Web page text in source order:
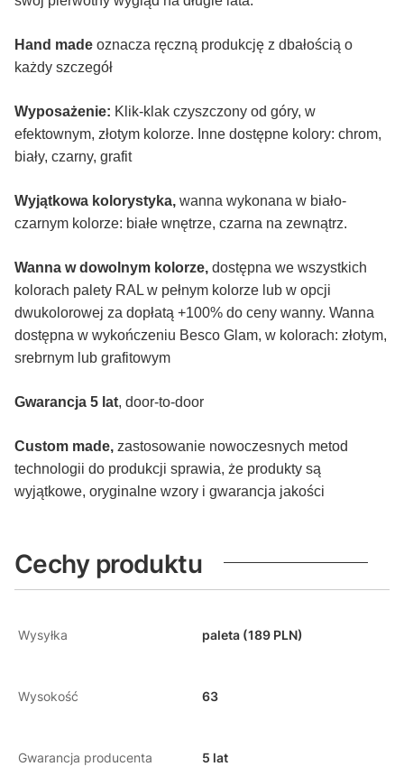
Hand made oznacza ręczną produkcję z dbałością o
każdy szczegół
Wyposażenie: Klik-klak czyszczony od góry, w
efektownym, złotym kolorze. Inne dostępne kolory: chrom,
biały, czarny, grafit
Wyjątkowa kolorystyka, wanna wykonana w biało-
czarnym kolorze: białe wnętrze, czarna na zewnątrz.
Wanna w dowolnym kolorze, dostępna we wszystkich
kolorach palety RAL w pełnym kolorze lub w opcji
dwukolorowej za dopłatą +100% do ceny wanny. Wanna
dostępna w wykończeniu Besco Glam, w kolorach: złotym,
srebrnym lub grafitowym
Gwarancja 5 lat, door-to-door
Custom made, zastosowanie nowoczesnych metod
technologii do produkcji sprawia, że produkty są
wyjątkowe, oryginalne wzory i gwarancja jakości
Cechy produktu
Wysyłka paleta (189 PLN)
Wysokość 63
Gwarancja producenta 5 lat